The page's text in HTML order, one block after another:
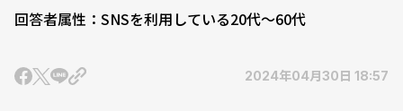
回答者属性：SNSを利用している20代〜60代
2024年04月30日 18:57